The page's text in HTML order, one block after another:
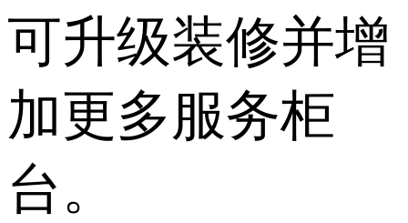
可升级装修并增
加更多服务柜
台。